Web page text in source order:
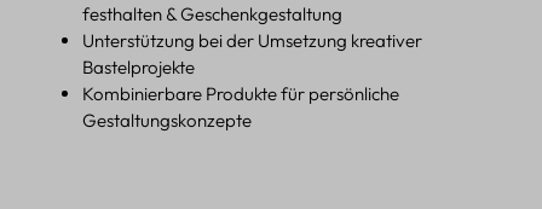
festhalten & Geschenkgestaltung
Unterstützung bei der Umsetzung kreativer
Bastelprojekte
Kombinierbare Produkte für persönliche
Gestaltungskonzepte